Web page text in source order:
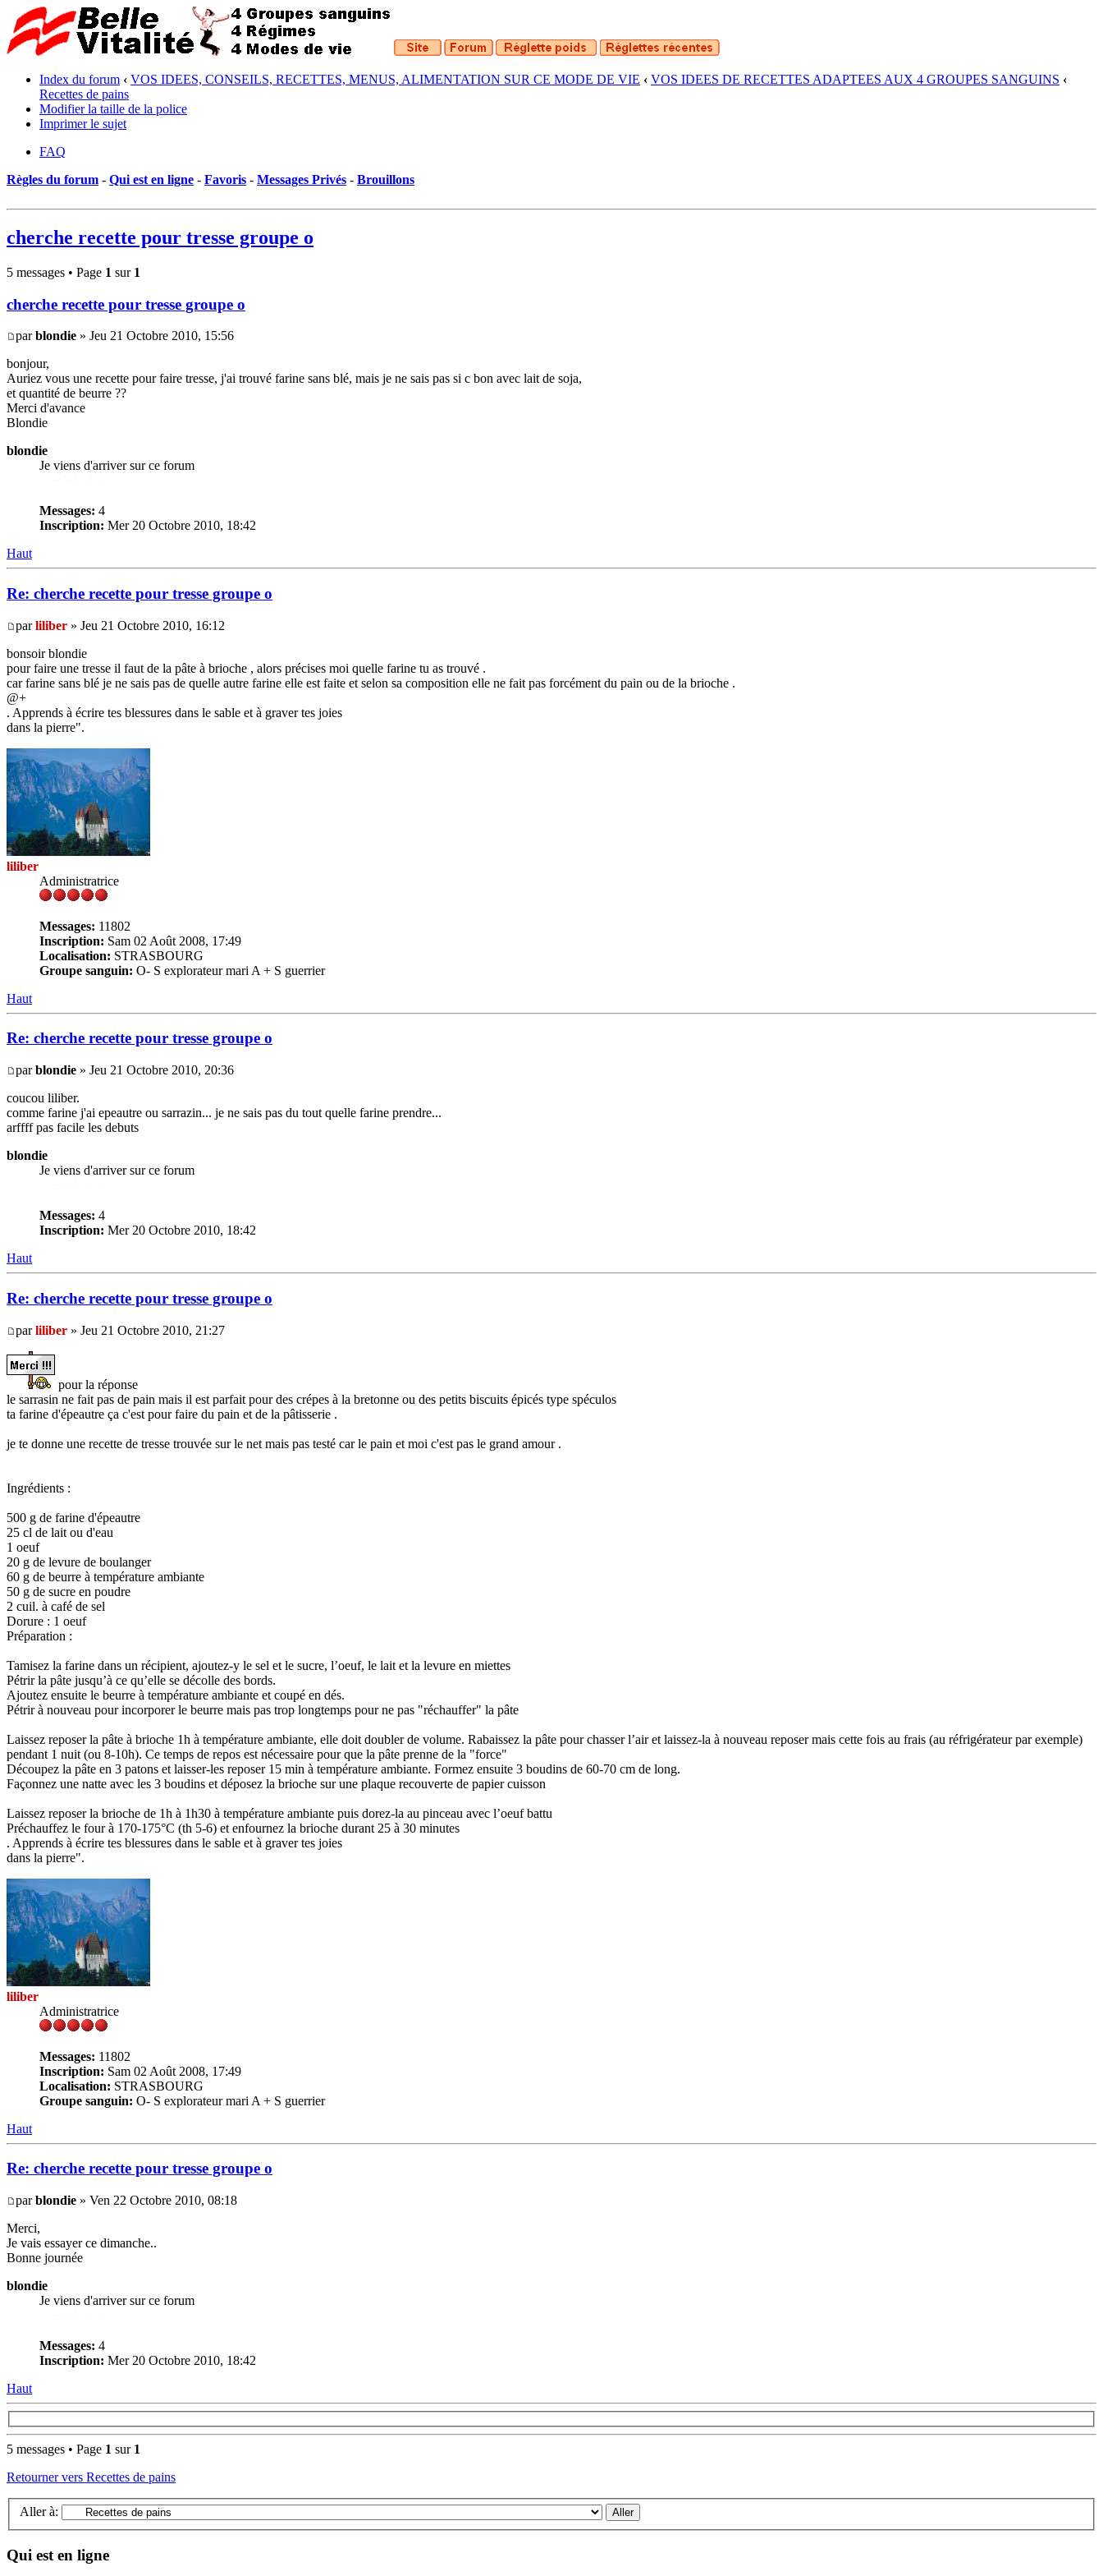
Index du forum ‹ VOS IDEES, CONSEILS, RECETTES, MENUS, ALIMENTATION SUR CE MODE DE VIE ‹ VOS IDEES DE RECETTES ADAPTEES AUX 4 GROUPES SANGUINS ‹
Recettes de pains
Modifier la taille de la police
Imprimer le sujet
FAQ
Règles du forum - Qui est en ligne - Favoris - Messages Privés - Brouillons
cherche recette pour tresse groupe o
5 messages • Page 1 sur 1
cherche recette pour tresse groupe o
parblondie » Jeu 21 Octobre 2010, 15:56
bonjour,
Auriez vous une recette pour faire tresse, j'ai trouvé farine sans blé, mais je ne sais pas si c bon avec lait de soja,
et quantité de beurre ??
Merci d'avance
Blondie
blondie
Je viens d'arriver sur ce forum
Messages: 4
Inscription: Mer 20 Octobre 2010, 18:42
Haut
Re: cherche recette pour tresse groupe o
parliliber » Jeu 21 Octobre 2010, 16:12
bonsoir blondie
pour faire une tresse il faut de la pâte à brioche , alors précises moi quelle farine tu as trouvé .
car farine sans blé je ne sais pas de quelle autre farine elle est faite et selon sa composition elle ne fait pas forcément du pain ou de la brioche .
@+
. Apprends à écrire tes blessures dans le sable et à graver tes joies
dans la pierre".
liliber
Administratrice
Messages: 11802
Inscription: Sam 02 Août 2008, 17:49
Localisation: STRASBOURG
Groupe sanguin: O- S explorateur mari A + S guerrier
Haut
Re: cherche recette pour tresse groupe o
parblondie » Jeu 21 Octobre 2010, 20:36
coucou liliber.
comme farine j'ai epeautre ou sarrazin... je ne sais pas du tout quelle farine prendre...
arffff pas facile les debuts
blondie
Je viens d'arriver sur ce forum
Messages: 4
Inscription: Mer 20 Octobre 2010, 18:42
Haut
Re: cherche recette pour tresse groupe o
parliliber » Jeu 21 Octobre 2010, 21:27
pour la réponse
le sarrasin ne fait pas de pain mais il est parfait pour des crépes à la bretonne ou des petits biscuits épicés type spéculos
ta farine d'épeautre ça c'est pour faire du pain et de la pâtisserie .
je te donne une recette de tresse trouvée sur le net mais pas testé car le pain et moi c'est pas le grand amour .
Ingrédients :
500 g de farine d'épeautre
25 cl de lait ou d'eau
1 oeuf
20 g de levure de boulanger
60 g de beurre à température ambiante
50 g de sucre en poudre
2 cuil. à café de sel
Dorure : 1 oeuf
Préparation :
Tamisez la farine dans un récipient, ajoutez-y le sel et le sucre, l’oeuf, le lait et la levure en miettes
Pétrir la pâte jusqu’à ce qu’elle se décolle des bords.
Ajoutez ensuite le beurre à température ambiante et coupé en dés.
Pétrir à nouveau pour incorporer le beurre mais pas trop longtemps pour ne pas "réchauffer" la pâte
Laissez reposer la pâte à brioche 1h à température ambiante, elle doit doubler de volume. Rabaissez la pâte pour chasser l’air et laissez-la à nouveau reposer mais cette fois au frais (au réfrigérateur par exemple)
pendant 1 nuit (ou 8-10h). Ce temps de repos est nécessaire pour que la pâte prenne de la "force"
Découpez la pâte en 3 patons et laisser-les reposer 15 min à température ambiante. Formez ensuite 3 boudins de 60-70 cm de long.
Façonnez une natte avec les 3 boudins et déposez la brioche sur une plaque recouverte de papier cuisson
Laissez reposer la brioche de 1h à 1h30 à température ambiante puis dorez-la au pinceau avec l’oeuf battu
Préchauffez le four à 170-175°C (th 5-6) et enfournez la brioche durant 25 à 30 minutes
. Apprends à écrire tes blessures dans le sable et à graver tes joies
dans la pierre".
liliber
Administratrice
Messages: 11802
Inscription: Sam 02 Août 2008, 17:49
Localisation: STRASBOURG
Groupe sanguin: O- S explorateur mari A + S guerrier
Haut
Re: cherche recette pour tresse groupe o
parblondie » Ven 22 Octobre 2010, 08:18
Merci,
Je vais essayer ce dimanche..
Bonne journée
blondie
Je viens d'arriver sur ce forum
Messages: 4
Inscription: Mer 20 Octobre 2010, 18:42
Haut
5 messages • Page 1 sur 1
Retourner vers Recettes de pains
Aller à:
Qui est en ligne